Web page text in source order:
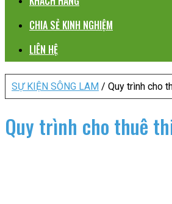
CHIA SẺ KINH NGHIỆM
LIÊN HỆ
SỰ KIỆN SÔNG LAM / Quy trình cho
Quy trình cho thuê